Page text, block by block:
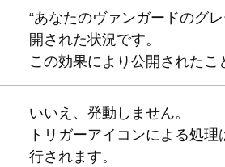
“あなたのヴァンガードのグ
開された状況です。
この効果により公開された
いいえ、発動しません。
トリガーアイコンによる処
行されます。